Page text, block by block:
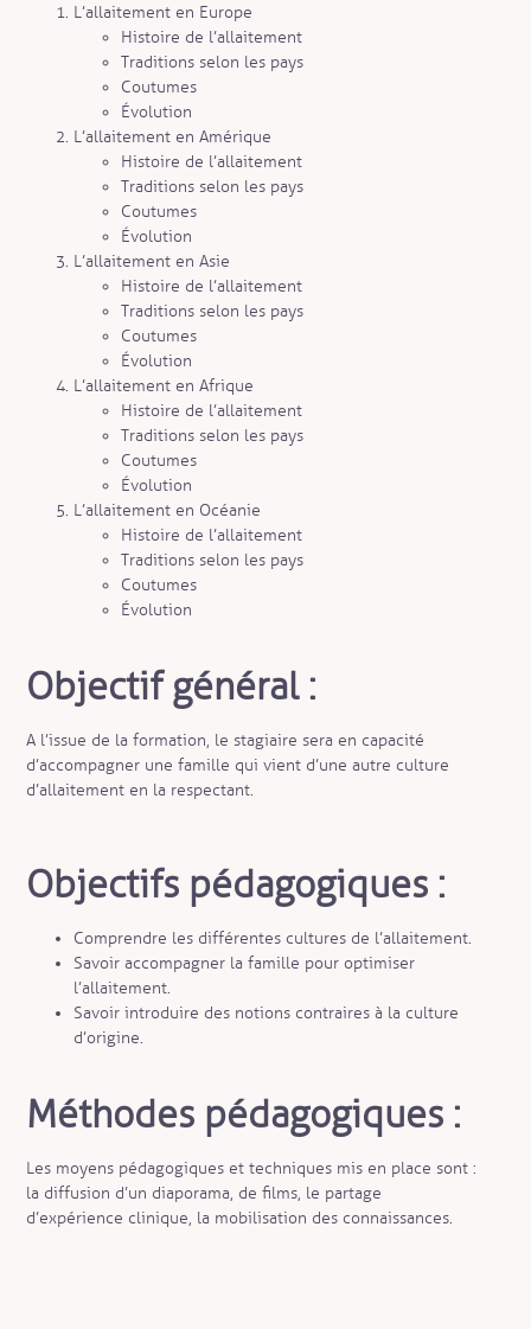
L’allaitement en Europe
Histoire de l’allaitement
Traditions selon les pays
Coutumes
Évolution
L’allaitement en Amérique
Histoire de l’allaitement
Traditions selon les pays
Coutumes
Évolution
L’allaitement en Asie
Histoire de l’allaitement
Traditions selon les pays
Coutumes
Évolution
L’allaitement en Afrique
Histoire de l’allaitement
Traditions selon les pays
Coutumes
Évolution
L’allaitement en Océanie
Histoire de l’allaitement
Traditions selon les pays
Coutumes
Évolution
Objectif général :
A l’issue de la formation, le stagiaire sera en capacité
d’accompagner une famille qui vient d’une autre culture
d’allaitement en la respectant.
Objectifs pédagogiques :
Comprendre les différentes cultures de l’allaitement.
Savoir accompagner la famille pour optimiser
l’allaitement.
Savoir introduire des notions contraires à la culture
d’origine.
Méthodes pédagogiques :
Les moyens pédagogiques et techniques mis en place sont :
la diffusion d’un diaporama, de films, le partage
d’expérience clinique, la mobilisation des connaissances.